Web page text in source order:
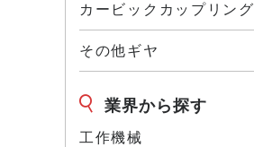
カービックカップリング
その他ギヤ
業界から探す
工作機械